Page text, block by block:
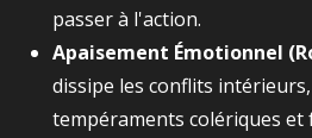
passer à l'action.
Apaisement Émotionnel
dissipe les conflits
tempéraments colériques et